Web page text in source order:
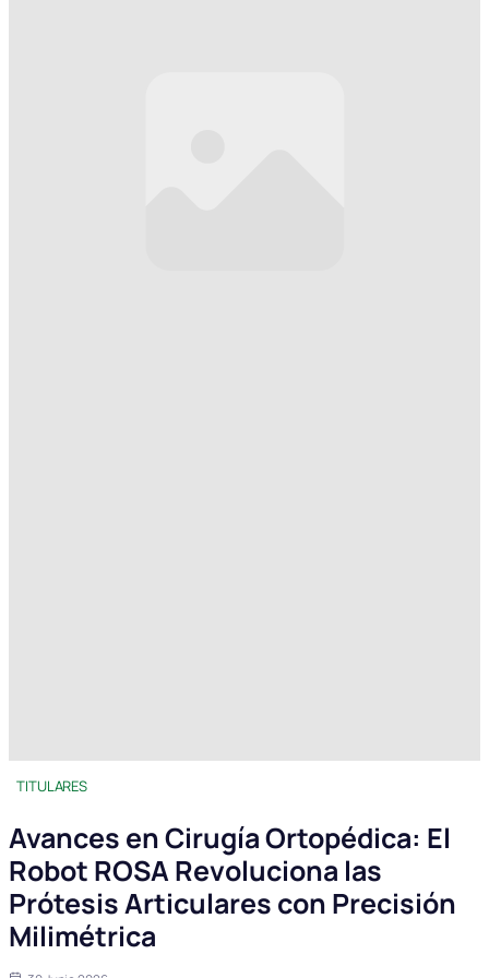
TITULARES
Avances en Cirugía Ortopédica: El
Robot ROSA Revoluciona las
Prótesis Articulares con Precisión
Milimétrica